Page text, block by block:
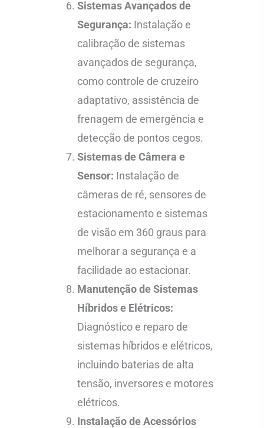
Sistemas Avançados de
Segurança: Instalação e
calibração de sistemas
avançados de segurança,
como controle de cruzeiro
adaptativo, assistência de
frenagem de emergência e
detecção de pontos cegos.
Sistemas de Câmera e
Sensor: Instalação de
câmeras de ré, sensores de
estacionamento e sistemas
de visão em 360 graus para
melhorar a segurança e a
facilidade ao estacionar.
Manutenção de Sistemas
Híbridos e Elétricos:
Diagnóstico e reparo de
sistemas híbridos e elétricos,
incluindo baterias de alta
tensão, inversores e motores
elétricos.
Instalação de Acessórios